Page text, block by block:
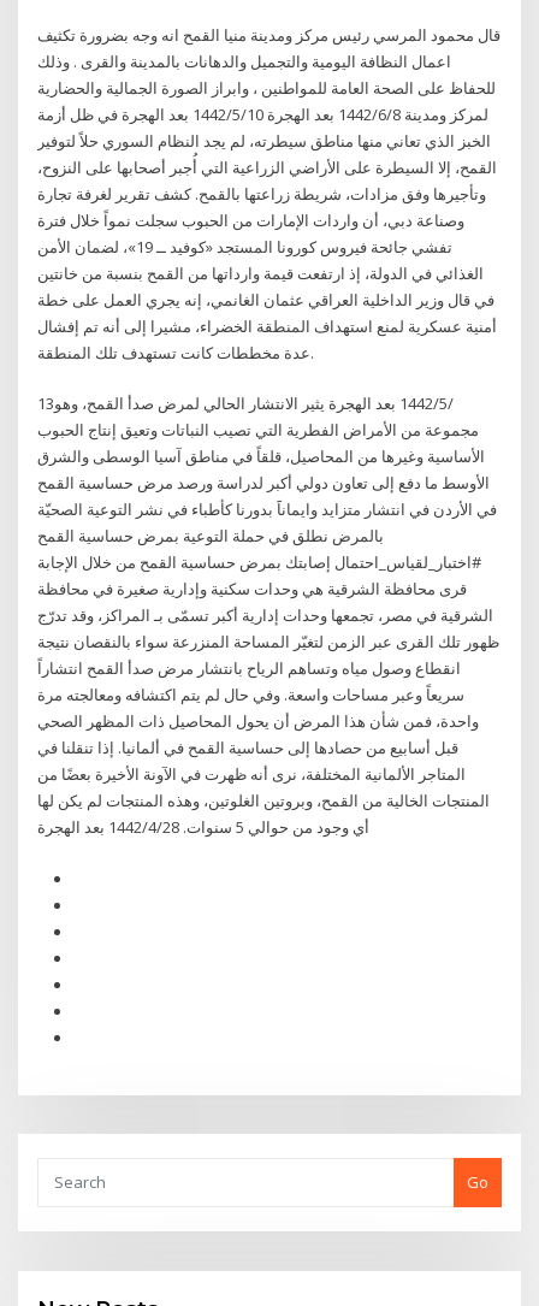
قال محمود المرسي رئيس مركز ومدينة منيا القمح انه وجه بضرورة تكثيف
اعمال النظافة اليومية والتجميل والدهانات بالمدينة والقرى . وذلك
للحفاظ على الصحة العامة للمواطنين ، وابراز الصورة الجمالية والحضارية
لمركز ومدينة 8‏‏/6‏‏/1442 بعد الهجرة 10‏‏/5‏‏/1442 بعد الهجرة في ظل أزمة
الخبز الذي تعاني منها مناطق سيطرته، لم يجد النظام السوري حلاً لتوفير
القمح، إلا السيطرة على الأراضي الزراعية التي أُجبر أصحابها على النزوح،
وتأجيرها وفق مزادات، شريطة زراعتها بالقمح. كشف تقرير لغرفة تجارة
وصناعة دبي، أن واردات الإمارات من الحبوب سجلت نمواً خلال فترة
تفشي جائحة فيروس كورونا المستجد «كوفيد ــ 19»، لضمان الأمن
الغذائي في الدولة، إذ ارتفعت قيمة وارداتها من القمح بنسبة من خانتين
في قال وزير الداخلية العراقي عثمان الغانمي، إنه يجري العمل على خطة
أمنية عسكرية لمنع استهداف المنطقة الخضراء، مشيرا إلى أنه تم إفشال
عدة مخططات كانت تستهدف تلك المنطقة.
13‏‏/5‏‏/1442 بعد الهجرة يثير الانتشار الحالي لمرض صدأ القمح، وهو
مجموعة من الأمراض الفطرية التي تصيب النباتات وتعيق إنتاج الحبوب
الأساسية وغيرها من المحاصيل، قلقاً في مناطق آسيا الوسطى والشرق
الأوسط ما دفع إلى تعاون دولي أكبر لدراسة ورصد مرض حساسية القمح
في الأردن في انتشار متزايد وايماناََ بدورنا كأطباء في نشر التوعية الصحيّة
بالمرض نطلق في حملة التوعية بمرض حساسية القمح
#اختبار_لقياس_احتمال إصابتك بمرض حساسية القمح من خلال الإجابة
قرى محافظة الشرقية هي وحدات سكنية وإدارية صغيرة في محافظة
الشرقية في مصر، تجمعها وحدات إدارية أكبر تسمّى بـ المراكز، وقد تدرّج
ظهور تلك القرى عبر الزمن لتغيّر المساحة المنزرعة سواء بالنقصان نتيجة
انقطاع وصول مياه وتساهم الرياح بانتشار مرض صدأ القمح انتشاراً
سريعاً وعبر مساحات واسعة. وفي حال لم يتم اكتشافه ومعالجته مرة
واحدة، فمن شأن هذا المرض أن يحول المحاصيل ذات المظهر الصحي
قبل أسابيع من حصادها إلى حساسية القمح في ألمانيا. إذا تنقلنا في
المتاجر الألمانية المختلفة، نرى أنه ظهرت في الآونة الأخيرة بعضًا من
المنتجات الخالية من القمح، وبروتين الغلوتين، وهذه المنتجات لم يكن لها
أي وجود من حوالي 5 سنوات. 28‏‏/4‏‏/1442 بعد الهجرة
Go